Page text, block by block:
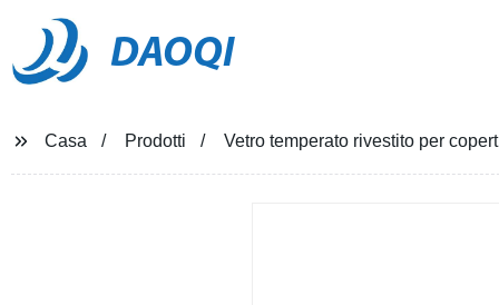
DAOQI
Casa Prodotti Vetro temperato rivestito per